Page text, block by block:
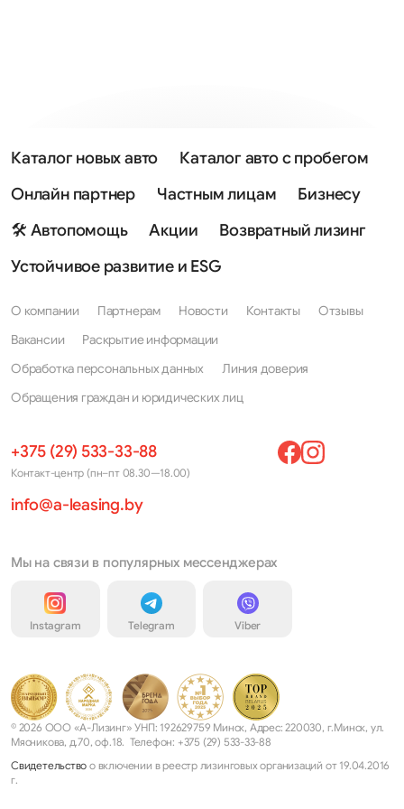
Каталог новых авто
Каталог авто с пробегом
Онлайн партнер
Частным лицам
Бизнесу
🛠 Автопомощь
Акции
Возвратный лизинг
Устойчивое развитие и ESG
О компании Партнерам Новости Контакты
Отзывы
Вакансии
Раскрытие информации
Обработка персональных данных
Линия доверия
Обращения граждан и юридических лиц
+375 (29) 533-33-88
Контакт-центр (пн–пт 08.30—18.00)
info@a-leasing.by
Мы на связи в популярных мессенджерах
Instagram Telegram Viber
© 2026 ООО «А-Лизинг» УНП: 192629759 Минск, Адрес: 220030, г.Минск, ул.
Мясникова, д.70, оф.18. Телефон: +375 (29) 533-33-88
Свидетельство о включении в реестр лизинговых организаций от 19.04.2016
г.